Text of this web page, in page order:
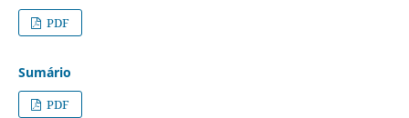
PDF
Sumário
PDF